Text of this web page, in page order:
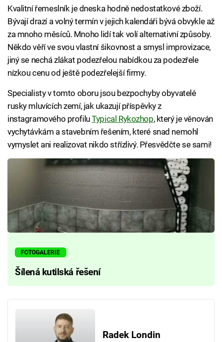
Kvalitní řemeslník je dneska hodně nedostatkové zboží.
Bývají drazí a volný termín v jejich kalendáři bývá obvykle až
za mnoho měsíců. Mnoho lidí tak volí alternativní způsoby.
Někdo věří ve svou vlastní šikovnost a smysl improvizace,
jiný se nechá zlákat podezřelou nabídkou za podezřele
nízkou cenu od ještě podezřelejší firmy.
Specialisty v tomto oboru jsou bezpochyby obyvatelé
rusky mluvících zemí, jak ukazují příspěvky z
instagramového profiluTypical Rykozhop, který je věnován
vychytávkám a stavebním řešením, které snad nemohl
vymyslet ani realizovat nikdo střízlivý. Přesvědčte se sami!
FOTOGALERIE
Šílená kutilská řešení
Radek Londin